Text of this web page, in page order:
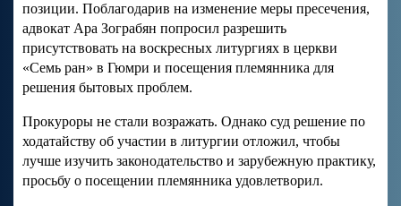
позиции. Поблагодарив на изменение меры пресечения,
адвокат Ара Зограбян попросил разрешить
присутствовать на воскресных литургиях в церкви
«Семь ран» в Гюмри и посещения племянника для
решения бытовых проблем.
Прокуроры не стали возражать. Однако суд решение по
ходатайству об участии в литургии отложил, чтобы
лучше изучить законодательство и зарубежную практику,
просьбу о посещении племянника удовлетворил.